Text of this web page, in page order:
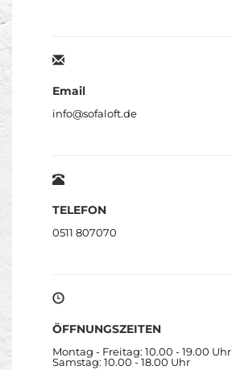
Email
info@sofaloft.de
TELEFON
0511 807070
ÖFFNUNGSZEITEN
Montag - Freitag: 10.00 - 19.00 Uhr
Samstag: 10.00 - 18.00 Uhr